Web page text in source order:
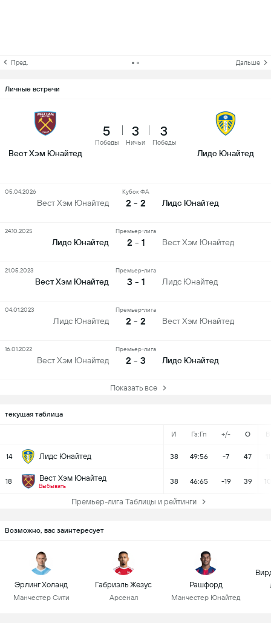
текущая таблица
И Гз:Гп +/- О В
14 Лидс Юнайтед 38 49:56 -7 47 11
18 Вест Хэм Юнайтед
Выбывать
38 46:65 -19 39 10
Премьер-лига Таблицы и рейтинги
Пред. Дальше
Личные встречи
Вест Хэм Юнайтед
5
Победы
3
Ничьи
3
Победы
Лидс Юнайтед
Вест Хэм Юнайтед
Кубок ФА
2 - 2 Лидс Юнайтед
05.04.2026
Лидс Юнайтед
Премьер-лига
2 - 1 Вест Хэм Юнайтед
24.10.2025
Вест Хэм Юнайтед
Премьер-лига
3 - 1 Лидс Юнайтед
21.05.2023
Лидс Юнайтед
Премьер-лига
2 - 2 Вест Хэм Юнайтед
04.01.2023
Вест Хэм Юнайтед
Премьер-лига
2 - 3 Лидс Юнайтед
16.01.2022
Показать все
Возможно, вас заинтересует
Эрлинг Холанд
Манчестер Сити
Габриэль Жезус
Арсенал
Рашфорд
Манчестер Юнайтед